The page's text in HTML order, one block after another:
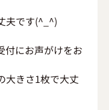
夫です(^_^)
付にお声がけをお
大きさ1枚で大丈